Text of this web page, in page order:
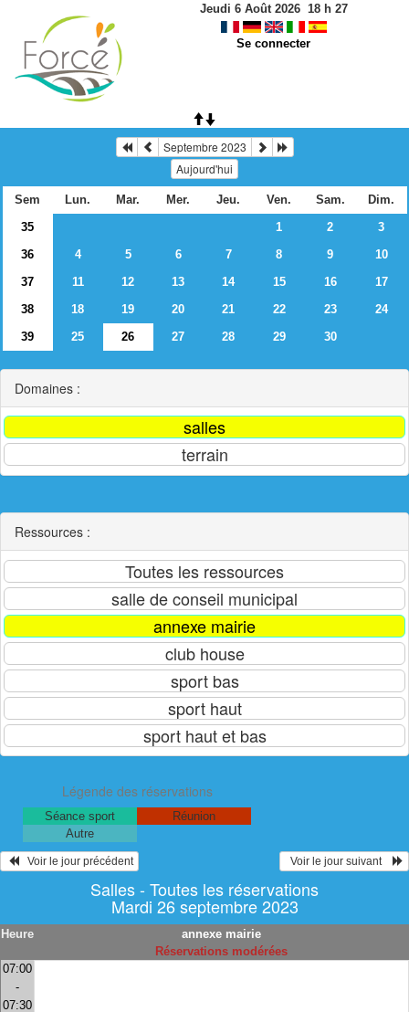
Jeudi 6 Août 2026 18h 27
Se connecter
Septembre 2023
Aujourd'hui
Sem Lun. Mar. Mer. Jeu. Ven. Sam.
Dim.
35
1 2
3
36
4 5 6 7 8 9
10
37
11 12 13 14 15 16
17
38
18 19 20 21 22 23
24
39
25 26 27 28 29 30
Domaines :
Ressources :
Légende des réservations
Séance sport
Réunion
Autre
   Voir le jour précédent
  Voir le jour suivant
Salles - Toutes les réservations
Mardi 26 septembre 2023
Heure
annexe mairie
Réservations modérées
07:00
-
07:30